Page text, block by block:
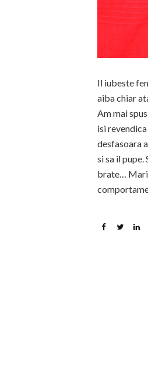
Il iubeste
aiba chiar
Am mai
isi
desfasoara
si sa il pupe.
brate…